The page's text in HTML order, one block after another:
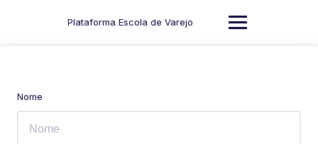
Plataforma Escola de Varejo
Nome